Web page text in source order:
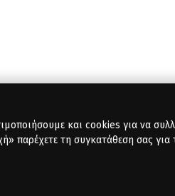
και cookies για να
παρέχετε τη συγκατάθεση σας